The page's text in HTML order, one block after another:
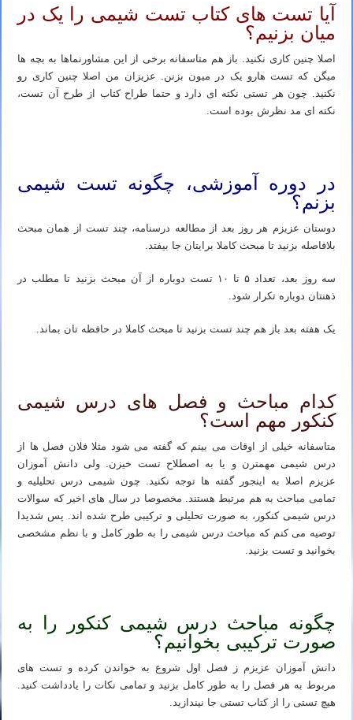
آیا تست های کتاب تست شیمی را یک در
میان بزنیم؟
اصلا چنین کاری نکنید. باز هم متاسفانه برخی از این مشاورنماها به بچه ها
میگن که تست هارو یک در میون بزنن. عزیزان من اصلا چنین کاری رو
نکنید. چون هر تستی نکته ای دارد و حتما طراح کتاب از طرح آن تست،
نکته ای مد نظرش بوده است.
در دوره آموزشی، چگونه تست شیمی
بزنم؟
دوستان عزیزم هر روز بعد از مطالعه درسنامه، چند تست از همان مبحث
بلافاصله بزنید تا مبحث کاملا برایتان جا بیفتد.
سه روز بعد، تعداد ۵ تا ۱۰ تست دوباره از آن مبحث بزنید تا مطلب در
ذهنتان دوباره تکرار شود.
یک هفته بعد باز هم چند تست بزنید تا مبحث کاملا در حافظه تان بماند.
کدام مباحث و فصل های درس شیمی
کنکور مهم است؟
متاسفانه خیلی از اوقات می بینم که گفته می شود مثلا فلان فصل ها از
درس شیمی مهمترن و یا به اصطلاح تست خیزن. ولی دانش آموزان
عزیزم اصلا به اینجور گفته ها توجه نکنید. چون شیمی درس تحلیلیه و
تمامی مباحث به هم مرتبط هستند. مخصوصا در سال های اخیر که سوالات
درس شیمی کنکور، به صورت تحلیلی و ترکیبی طرح شده اند. پس شدیدا
توصیه می کنم که مباحث درس شیمی را به طور کامل و با نظم مشخصی
بخوانید و تست بزنید.
چگونه مباحث درس شیمی کنکور را به
صورت ترکیبی بخوانیم؟
دانش آموزان عزیزم ز فصل اول شروع به خواندن کرده و تست های
مربوط به هر فصل را به طور کامل بزنید و تمامی نکات را یادداشت کنید.
هیچ تستی را از کتاب تستی جا نیندازید.